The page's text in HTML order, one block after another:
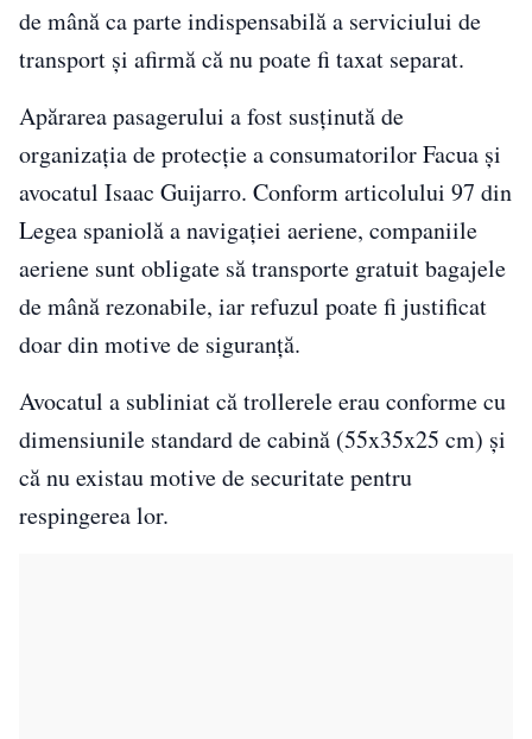
de mână ca parte indispensabilă a serviciului de
transport și afirmă că nu poate fi taxat separat.
Apărarea pasagerului a fost susținută de
organizația de protecție a consumatorilor Facua și
avocatul Isaac Guijarro. Conform articolului 97 din
Legea spaniolă a navigației aeriene, companiile
aeriene sunt obligate să transporte gratuit bagajele
de mână rezonabile, iar refuzul poate fi justificat
doar din motive de siguranță.
Avocatul a subliniat că trollerele erau conforme cu
dimensiunile standard de cabină (55x35x25 cm) și
că nu existau motive de securitate pentru
respingerea lor.